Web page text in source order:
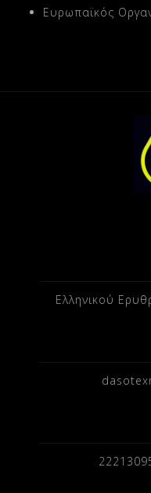
Ευρωπαϊκός
Ελληνικού